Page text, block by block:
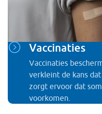
Vaccinaties
Vaccinaties
verkleint de kans
zorgt ervoor dat
voorkomen.